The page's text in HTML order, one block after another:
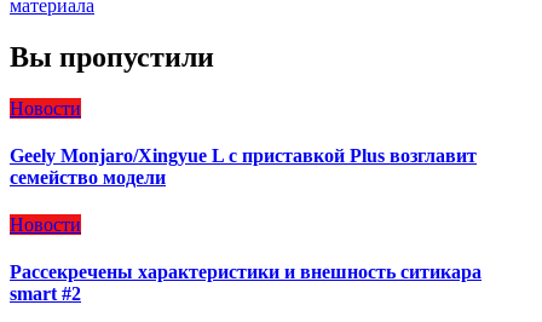
материала
Вы пропустили
Новости
Geely Monjaro/Xingyue L с приставкой Plus возглавит
семейство модели
Новости
Рассекречены характеристики и внешность ситикара
smart #2